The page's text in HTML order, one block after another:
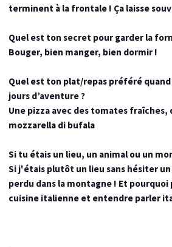
terminent à la frontale ! Ça laisse
Quel est ton secret pour garder la
Bouger, bien manger, bien dormir !
Quel est ton plat/repas préféré
jours d’aventure ?
Une pizza avec des tomates fraîches,
mozzarella di bufala
Si tu étais un lieu, un animal ou un
Si j'étais plutôt un lieu sans hésiter
perdu dans la montagne ! Et pourquoi
cuisine italienne et entendre parler